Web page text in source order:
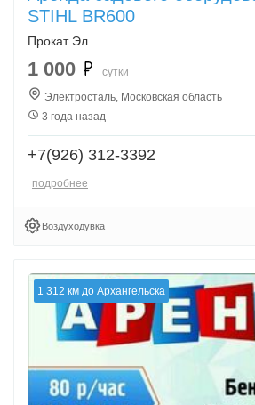
STIHL BR600
Прокат Эл
1 000
сутки
Электросталь, Московская область
3 года назад
+7(926) 312-3392
подробнее
Воздуходувка
1 312 км до Архангельска